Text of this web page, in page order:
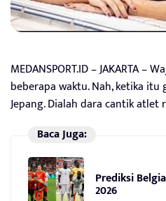
MEDANSPORT.ID – JAKARTA –
beberapa waktu. Nah, ketika itu
Jepang. Dialah dara cantik atlet
Baca Juga:
Prediksi
2026